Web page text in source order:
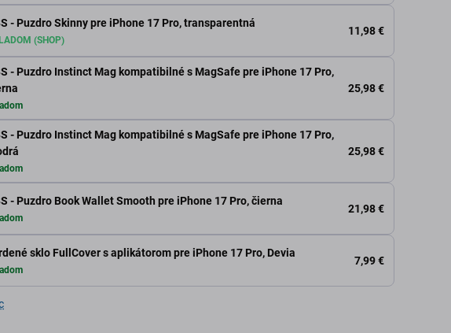
- Puzdro Skinny pre iPhone 17 Pro, transparentná
(SHOP)
11,98 €
- Puzdro Instinct Mag kompatibilné s MagSafe pre iPhone 17 Pro,
25,98 €
- Puzdro Instinct Mag kompatibilné s MagSafe pre iPhone 17 Pro,
25,98 €
- Puzdro Book Wallet Smooth pre iPhone 17 Pro, čierna
21,98 €
sklo FullCover s aplikátorom pre iPhone 17 Pro, Devia
7,99 €